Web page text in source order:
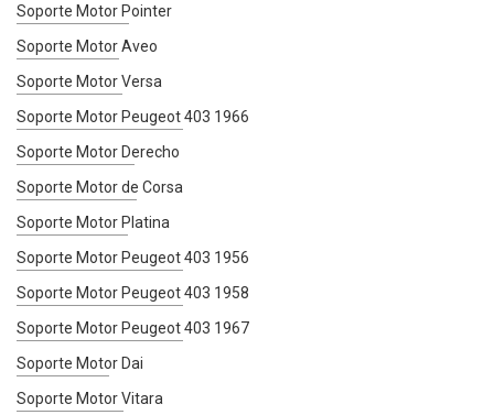
Soporte Motor Pointer
Soporte Motor Aveo
Soporte Motor Versa
Soporte Motor Peugeot 403 1966
Soporte Motor Derecho
Soporte Motor de Corsa
Soporte Motor Platina
Soporte Motor Peugeot 403 1956
Soporte Motor Peugeot 403 1958
Soporte Motor Peugeot 403 1967
Soporte Motor Dai
Soporte Motor Vitara